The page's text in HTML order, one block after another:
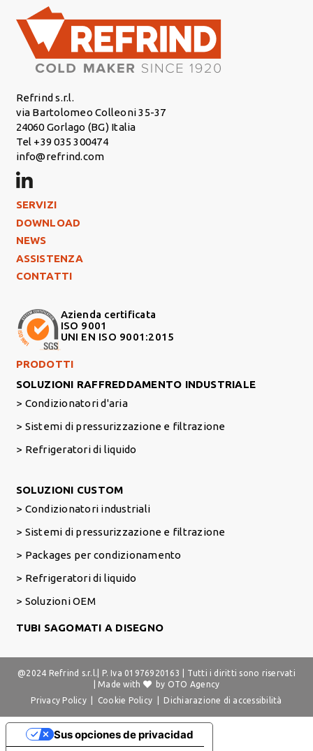
Refrind s.r.l.
via Bartolomeo Colleoni 35-37
24060 Gorlago (BG) Italia
Tel +39 035 300474
info@refrind.com
Footer Left
SERVIZI
DOWNLOAD
NEWS
ASSISTENZA
CONTATTI
Azienda certificata
ISO 9001
UNI EN ISO 9001:2015
Footer Right Middle
PRODOTTI
SOLUZIONI RAFFREDDAMENTO INDUSTRIALE
Condizionatori d'aria
Sistemi di pressurizzazione e filtrazione
Refrigeratori di liquido
SOLUZIONI CUSTOM
Condizionatori industriali
Sistemi di pressurizzazione e filtrazione
Packages per condizionamento
Refrigeratori di liquido
Soluzioni OEM
TUBI SAGOMATI A DISEGNO
@2024 Refrind s.r.l.| P. Iva 01976920163 | Tutti i diritti sono riservati
| Made with
by OTO Agency
Privacy Policy| Cookie Policy Dichiarazione di accessibilità
Sus opciones de privacidad